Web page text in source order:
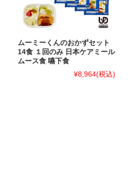
ムーミーくんのおかずセット
14食 １回のみ 日本ケアミール
ムース食 嚥下食
¥8,964(税込)